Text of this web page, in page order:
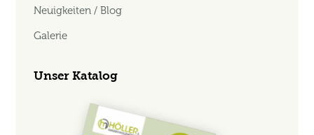
Neuigkeiten / Blog
Galerie
Unser Katalog